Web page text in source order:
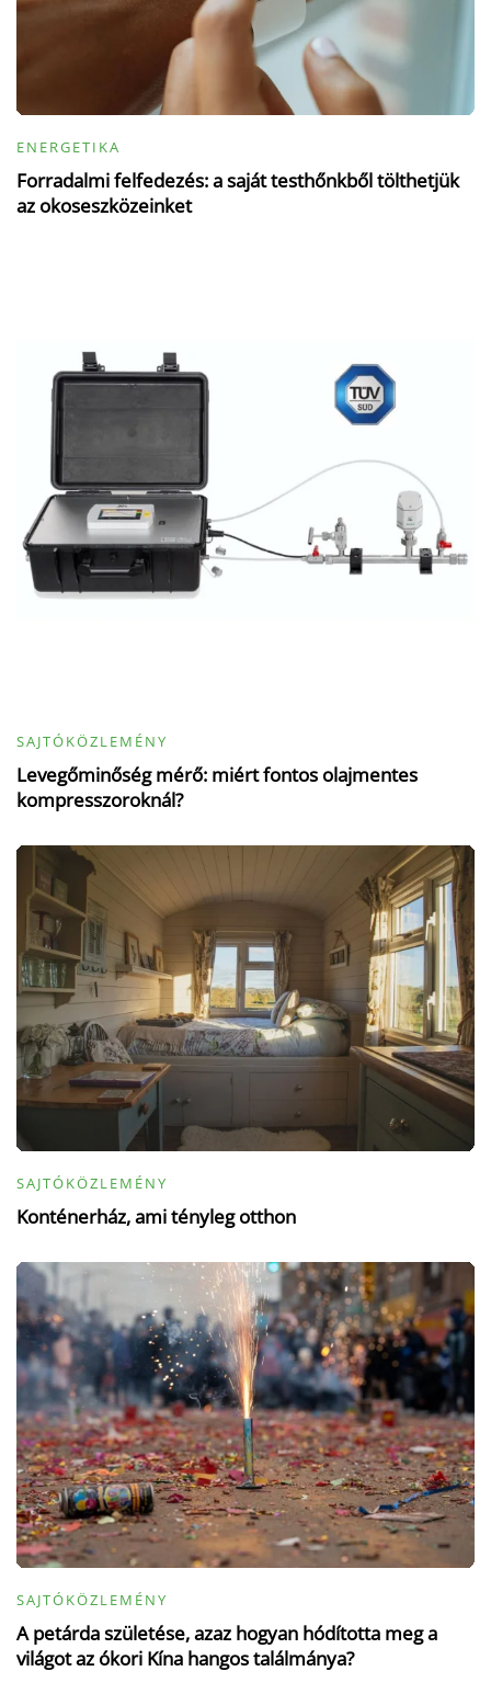
ENERGETIKA
Forradalmi felfedezés: a saját testhőnkből tölthetjük
az okoseszközeinket
SAJTÓKÖZLEMÉNY
Levegőminőség mérő: miért fontos olajmentes
kompresszoroknál?
SAJTÓKÖZLEMÉNY
Konténerház, ami tényleg otthon
SAJTÓKÖZLEMÉNY
A petárda születése, azaz hogyan hódította meg a
világot az ókori Kína hangos találmánya?